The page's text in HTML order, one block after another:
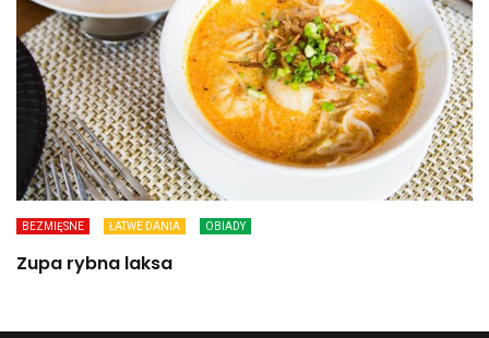
BEZMIĘSNE ŁATWE DANIA OBIADY
Zupa rybna laksa